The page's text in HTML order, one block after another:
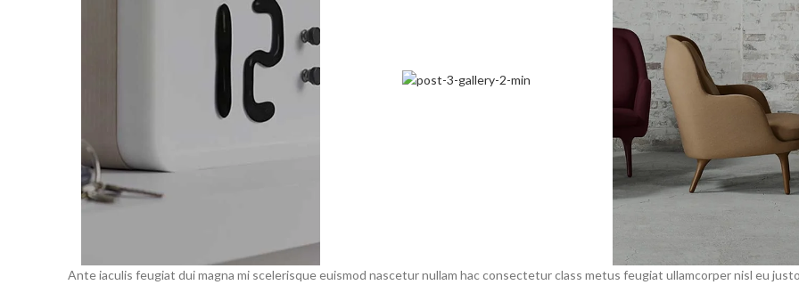
Ante iaculis feugiat dui magna mi scelerisque euismod nascetur nullam hac consectetur class metus feugiat ullamcorper nisl eu